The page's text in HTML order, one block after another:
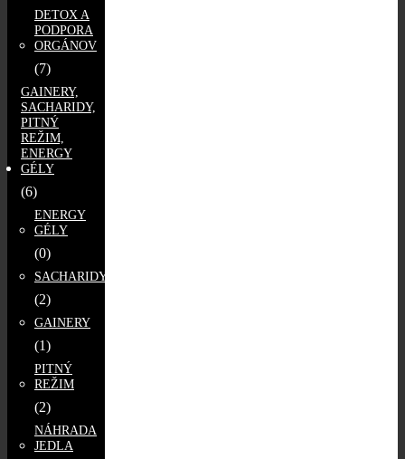
DETOX A
PODPORA
ORGÁNOV
(7)
GAINERY,
SACHARIDY,
PITNÝ
REŽIM,
ENERGY
GÉLY
(6)
ENERGY
GÉLY
(0)
SACHARIDY
(2)
GAINERY
(1)
PITNÝ
REŽIM
(2)
NÁHRADA
JEDLA